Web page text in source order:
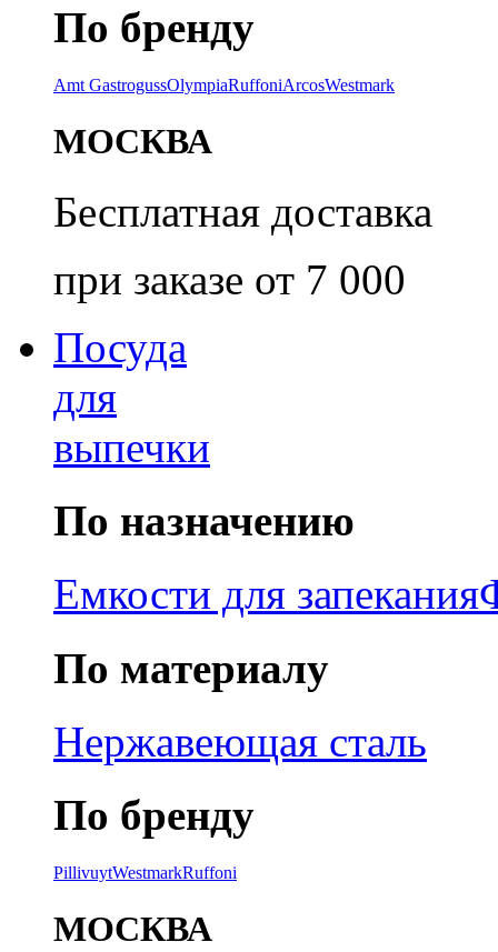
По бренду
Amt GastrogussOlympiaRuffoniArcosWestmark
МОСКВА
Бесплатная доставка
при заказе от 7 000
Посуда
для
выпечки
По назначению
Емкости для запекания
По материалу
Нержавеющая сталь
По бренду
PillivuytWestmarkRuffoni
МОСКВА